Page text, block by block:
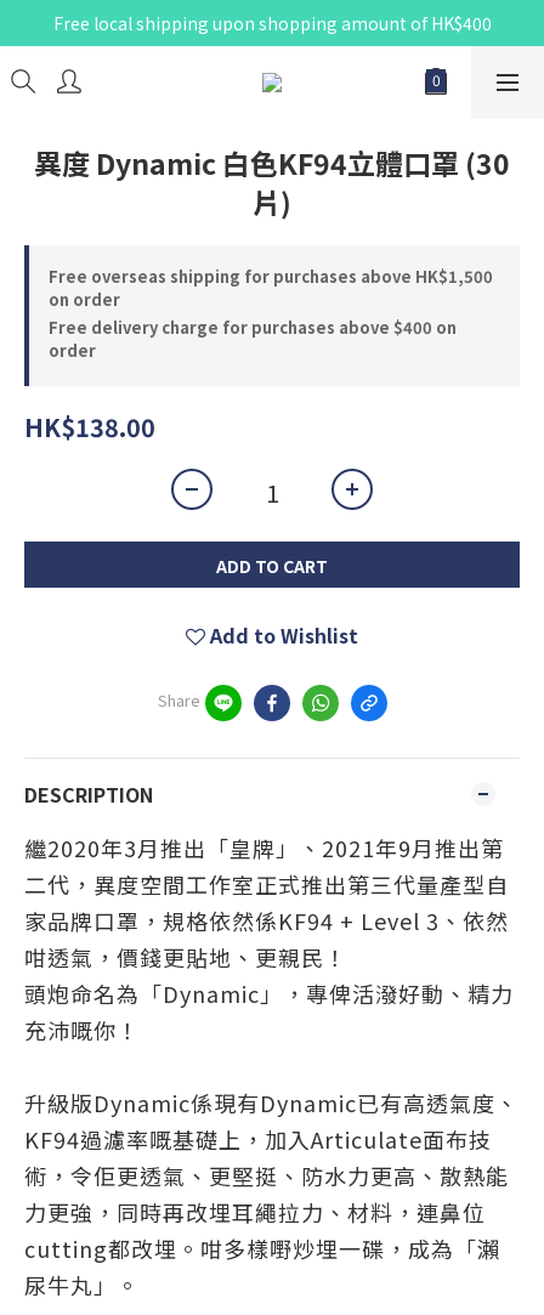
Free local shipping upon shopping amount of HK$400
異度 Dynamic 白色KF94立體口罩 (30
片)
Free overseas shipping for purchases above HK$1,500
on order
Free delivery charge for purchases above $400 on
order
HK$138.00
ADD TO CART
Add to Wishlist
Share
DESCRIPTION
繼2020年3月推出「皇牌」、2021年9月推出第
二代，異度空間工作室正式推出第三代量產型自
家品牌口罩，規格依然係KF94 + Level 3、依然
咁透氣，價錢更貼地、更親民！
頭炮命名為「Dynamic」，專俾活潑好動、精力
充沛嘅你！
升級版Dynamic係現有Dynamic已有高透氣度、
KF94過濾率嘅基礎上，加入Articulate面布技
術，令佢更透氣、更堅挺、防水力更高、散熱能
力更強，同時再改埋耳繩拉力、材料，連鼻位
cutting都改埋。咁多樣嘢炒埋一碟，成為「瀨
尿牛丸」。